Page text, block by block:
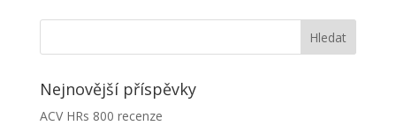
Nejnovější příspěvky
ACV HRs 800 recenze